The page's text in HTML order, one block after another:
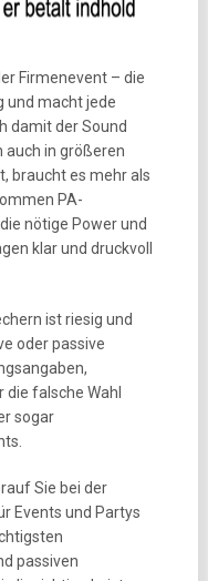
Firmenevent – die
und macht jede
damit der Sound
auch in größeren
braucht es mehr als
PA-
nötige Power und
klar und druckvoll
ist riesig und
oder passive
falsche Wahl
sogar
Sie bei der
Events und Partys
passiven